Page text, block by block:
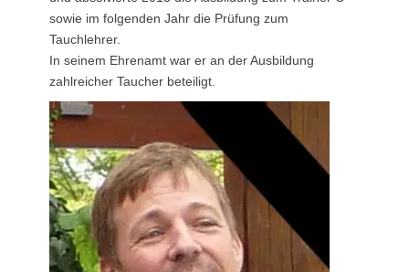
sowie im folgenden Jahr die Prüfung zum
Tauchlehrer.
In seinem Ehrenamt war er an der Ausbildung
zahlreicher Taucher beteiligt.